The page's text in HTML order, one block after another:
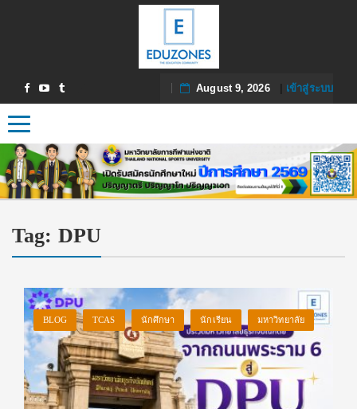
August 9, 2026| เข้าสู่ระบบ
Toggle navigation
Tag: DPU
BLOG TCAS นักศึกษา นักเรียน มหาวิทยาลัย